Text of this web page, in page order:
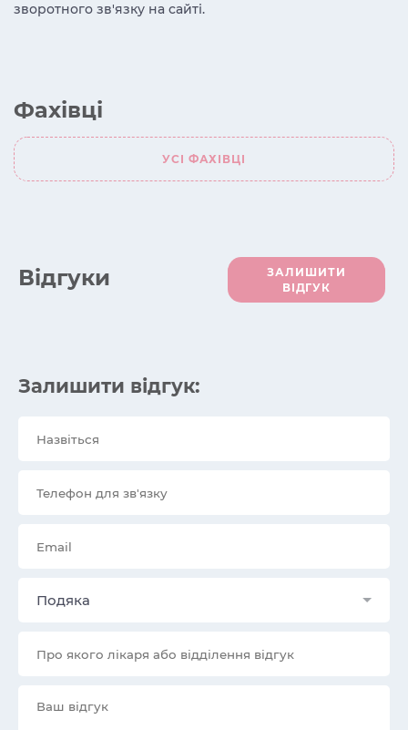
зворотного зв'язку на сайті.
Фахівці
УСІ ФАХІВЦІ
Вiдгуки
ЗАЛИШИТИ
ВІДГУК
Залишити відгук:
Подяка